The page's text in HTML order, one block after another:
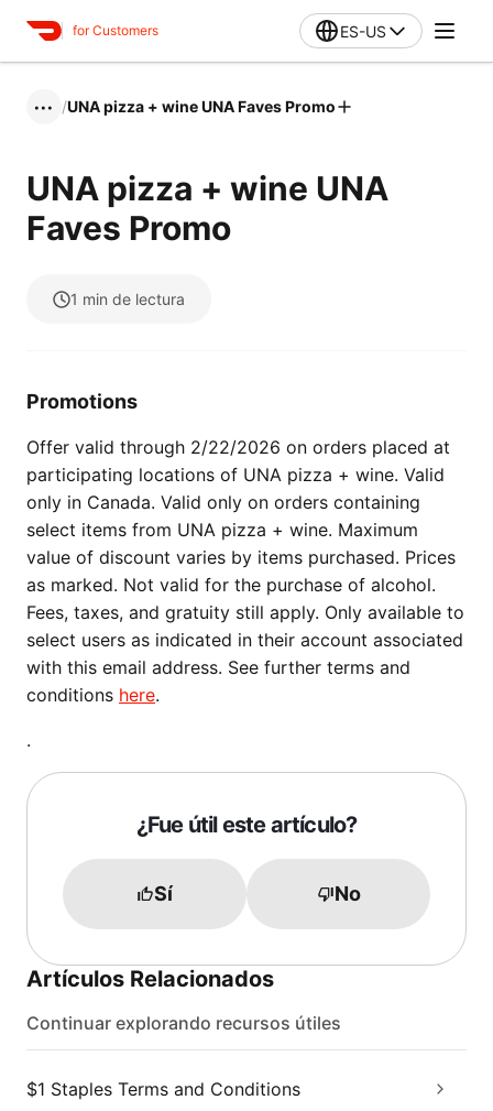
for Customers ES-US
••• /UNA pizza + wine UNA Faves Promo
UNA pizza + wine UNA
Faves Promo
1 min de lectura
Promotions
Offer valid through 2/22/2026 on orders placed at
participating locations of UNA pizza + wine. Valid
only in Canada. Valid only on orders containing
select items from UNA pizza + wine. Maximum
value of discount varies by items purchased. Prices
as marked. Not valid for the purchase of alcohol.
Fees, taxes, and gratuity still apply. Only available to
select users as indicated in their account associated
with this email address. See further terms and
conditions here.
.
¿Fue útil este artículo?
Sí No
Artículos Relacionados
Continuar explorando recursos útiles
$1 Staples Terms and Conditions